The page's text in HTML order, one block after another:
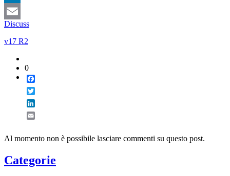
LinkedIn
Email
Discuss
v17 R2
0
Al momento non è possibile lasciare commenti su questo post.
Categorie